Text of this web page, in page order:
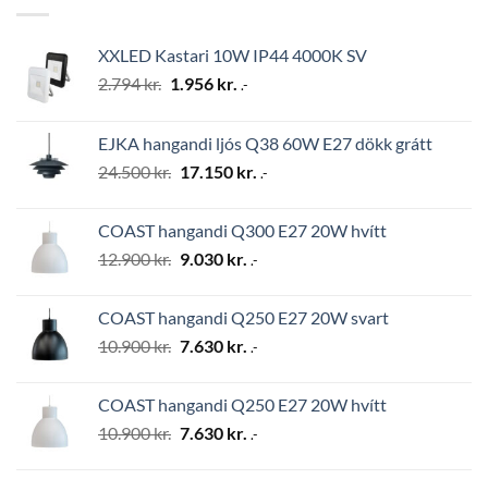
XXLED Kastari 10W IP44 4000K SV
2.794kr. Original
2.794 kr..
1.956 kr. Current
1.956 kr..
.-
EJKA hangandi ljós Q38 60W E27 dökk grátt
24.500kr. Original
24.500 kr..
17.150 kr. Current
17.150 kr..
.-
COAST hangandi Q300 E27 20W hvítt
12.900kr. Original
12.900 kr..
9.030 kr. Current
9.030 kr..
.-
COAST hangandi Q250 E27 20W svart
10.900kr. Original
10.900 kr..
7.630 kr. Current
7.630 kr..
.-
COAST hangandi Q250 E27 20W hvítt
10.900kr. Original
7.630 kr. Current
.-